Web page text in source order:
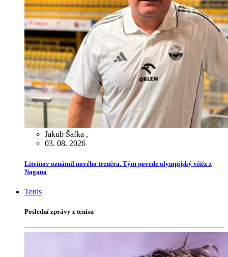
Jakub Šafka ,
03. 08. 2026
Litvínov oznámil nového trenéra. Tým povede olympijský vítěz z
Nagana
Tenis
Poslední zprávy z tenisu